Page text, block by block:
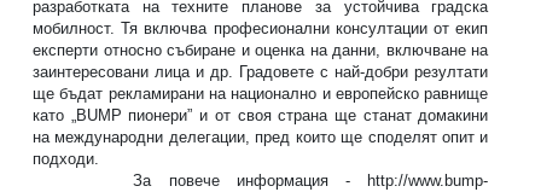
разработката на техните планове за устойчива градска
мобилност. Тя включва професионални консултации от екип
експерти относно събиране и оценка на данни, включване на
заинтересовани лица и др. Градовете с най-добри резултати
ще бъдат рекламирани на национално и европейско равнище
като „BUMP пионери” и от своя страна ще станат домакини
на международни делегации, пред които ще споделят опит и
подходи.
За повече информация -
http://www.bump-